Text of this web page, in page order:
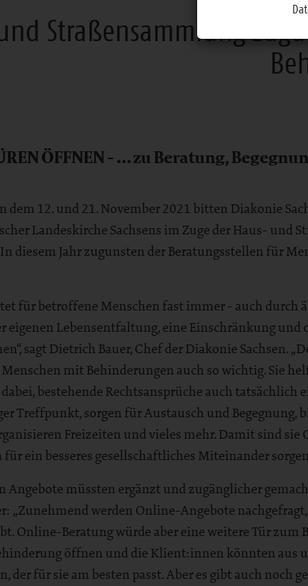
Straßensammlung
ÖFFNEN - … zu Beratung,
dem 12. und 21. November 2021 bitten Diakonie
Landeskirche Sachsens im Zuge der Haus- und
diesem Jahr zugunsten der Beratungsstellen für
für betroffene Menschen fast immer - auch durch
eigenen Lebensentfaltung, eine Einschränkung
sagt Dietrich Bauer, Chef der Diakonie Sachsen.
mit Behinderungen auch so wichtig. Sie
bestehende Rechtsansprüche auch tatsächlich
Treffpunkt, sorgen für Austausch und Begegnung,
Freizeiten und vieles mehr. Damit sind sie
für ein besseres gesellschaftliches Miteinander
Angebote müssten ergänzt und zugänglicher
„Zunehmend werden Online-Angebote
Online-Beratung würde aber eine weitere Tür zum
öffnen und die Klient:innen könnten aus
der für sie am besten passt. Aber es gibt auch noch